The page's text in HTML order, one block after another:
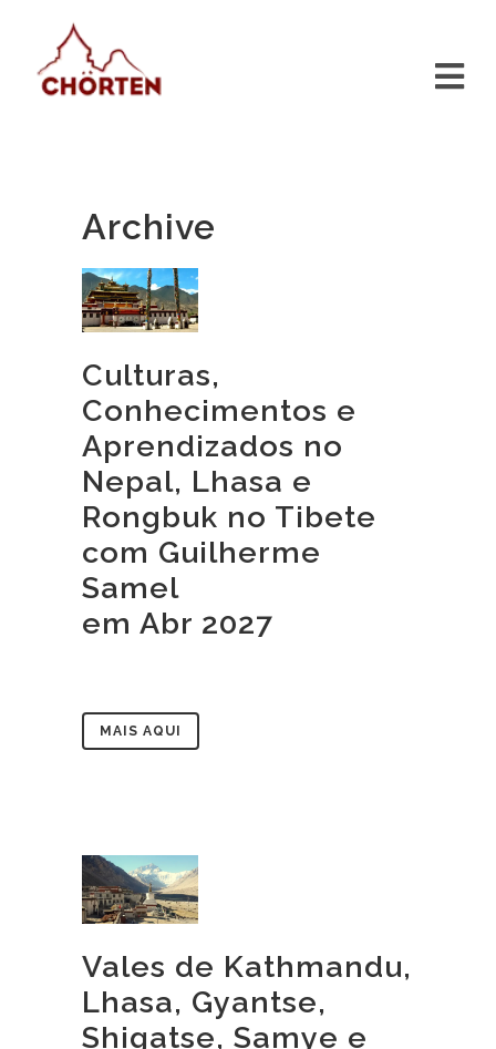
Archive
Culturas,
Conhecimentos e
Aprendizados no
Nepal, Lhasa e
Rongbuk no Tibete
com Guilherme
Samel
em Abr 2027
MAIS AQUI
Vales de Kathmandu,
Lhasa, Gyantse,
Shigatse, Samye e